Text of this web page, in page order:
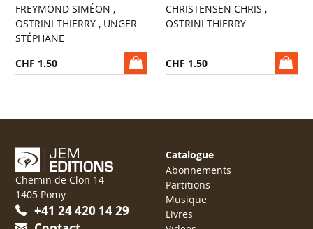
FREYMOND SIMÉON ,
OSTRINI THIERRY , UNGER
STÉPHANE
CHF 1.50
CHRISTENSEN CHRIS ,
OSTRINI THIERRY
CHF 1.50
Chemin de Clon 14
1405 Pomy
+41 24 420 14 29
Catalogue
Abonnements
Partitions
Musique
Livres